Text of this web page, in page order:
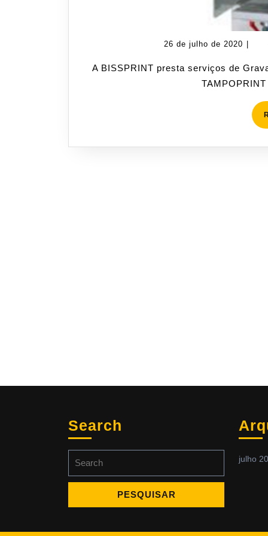
26 de julho de 2020 26
julho
de
2020
A BISSPRINT presta serviços de Gravação emvalores substratos.Opera com máquinas
Search
for:
julho